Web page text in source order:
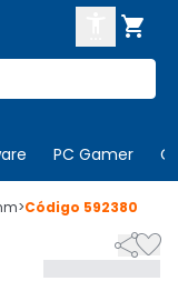

PC Gamer
>Código 592380
